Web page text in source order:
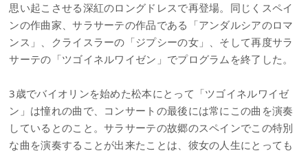
思い起こさせる深紅のロングドレスで再登場。同じくスペイ
ンの作曲家、サラサーテの作品である「アンダルシアのロマ
ンス」、クライスラーの「ジプシーの女」、そして再度サラ
サーテの「ツゴイネルワイゼン」でプログラムを終了した。
3歳でバイオリンを始めた松本にとって「ツゴイネルワイゼ
ン」は憧れの曲で、コンサートの最後には常にこの曲を演奏
しているとのこと。サラサーテの故郷のスペインでこの特別
な曲を演奏することが出来たことは、彼女の人生にとっても